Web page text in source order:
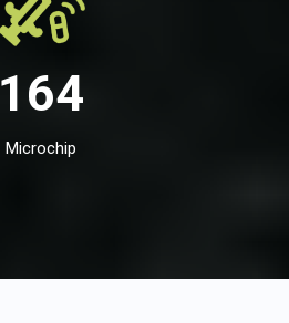
164
Microchip